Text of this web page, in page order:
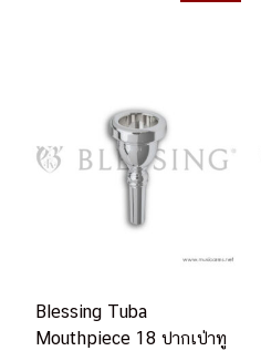
Blessing Tuba
Mouthpiece 18 ปากเป่าทู